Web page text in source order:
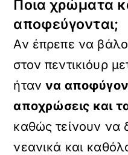
Ποια χρώματα
αποφεύγονται;
Αν έπρεπε να
στον πεντικιόυρ
ήταννα
αποχρώσεις και
καθώς τείνουν να
νεανικά και